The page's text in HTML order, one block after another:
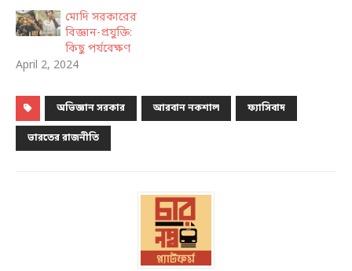
মোদি সরকারের
বিজ্ঞান-প্রযুক্তি:
কিছু পর্যবেক্ষণ
April 2, 2024
অভিজ্ঞান সরকার আরবান নকশাল ফ্যাসিবাদ
ভারতের রাজনীতি